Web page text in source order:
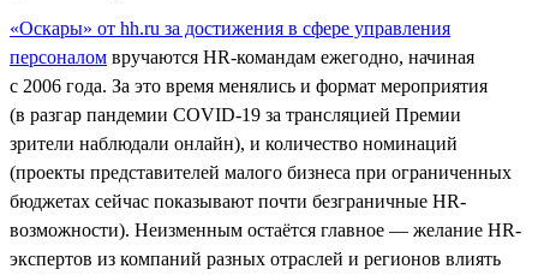
«Оскары» от hh.ru за достижения в сфере управления
персоналом вручаются HR-командам ежегодно, начиная
с 2006 года. За это время менялись и формат мероприятия
(в разгар пандемии COVID-19 за трансляцией Премии
зрители наблюдали онлайн), и количество номинаций
(проекты представителей малого бизнеса при ограниченных
бюджетах сейчас показывают почти безграничные HR-
возможности). Неизменным остаётся главное — желание HR-
экспертов из компаний разных отраслей и регионов влиять